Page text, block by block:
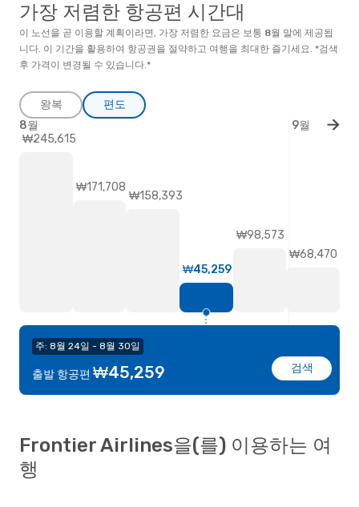
가장 저렴한 항공편 시간대
이 노선을 곧 이용할 계획이라면, 가장 저렴한 요금은 보통 8월 말에 제공됩
니다. 이 기간을 활용하여 항공권을 절약하고 여행을 최대한 즐기세요. *검색
후 가격이 변경될 수 있습니다.*
왕복 편도
주: 8월 24일 - 8월 30일
출발 항공편 ₩45,259 검색
₩245,615
₩171,708
₩158,393
₩45,259
₩98,573
₩68,470
8월 9월
Frontier Airlines을(를) 이용하는 여
행